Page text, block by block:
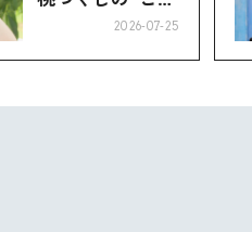
2026-07-25